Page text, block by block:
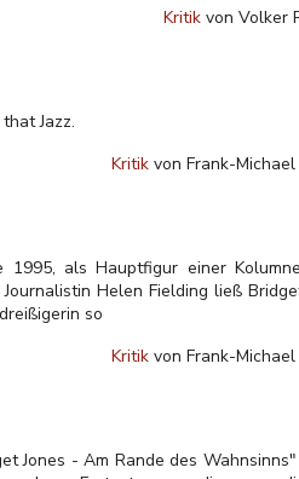
Kritik von Volker
Jazz.
Kritik von Frank-
1995, als Hauptfigur einer
Helen Fielding ließ
so
Kritik von Frank-
Jones - Am Rande des